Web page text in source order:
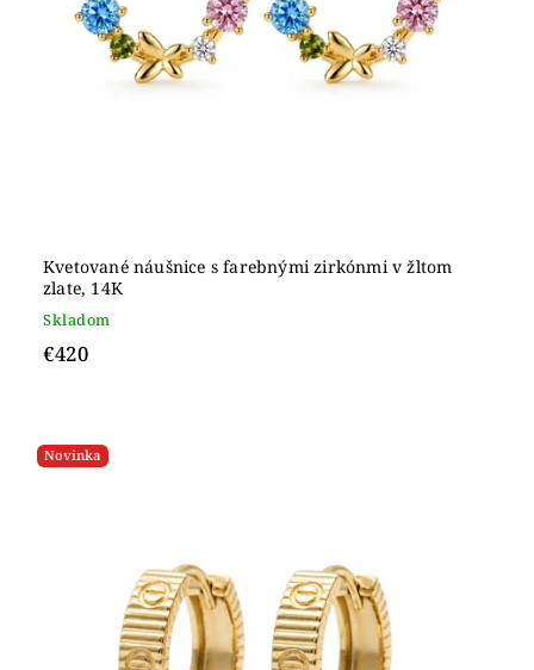
Kvetované náušnice s farebnými zirkónmi v žltom
zlate, 14K
Skladom
€420
Novinka